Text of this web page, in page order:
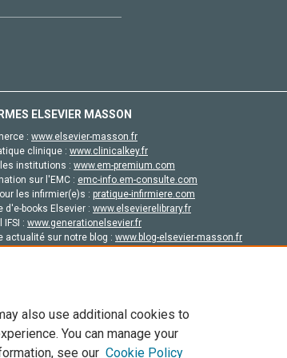
ELSEVIER MASSON
: www.elsevier-masson.fr
clinique : www.clinicalkey.fr
institutions : www.em-premium.com
sur l'EMC : emc-info.em-consulte.com
les infirmier(e)s : pratique-infirmiere.com
d'e-books Elsevier : www.elsevierelibrary.fr
: www.generationelsevier.fr
actualité sur notre blog : www.blog-elsevier-masson.fr
de licence et ses contributeurs. Tout les droits sont réservés,
also use additional cookies to
You can manage your
see our Cookie Policy